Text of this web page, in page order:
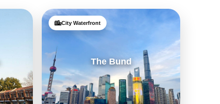
The Bund
City Waterfront